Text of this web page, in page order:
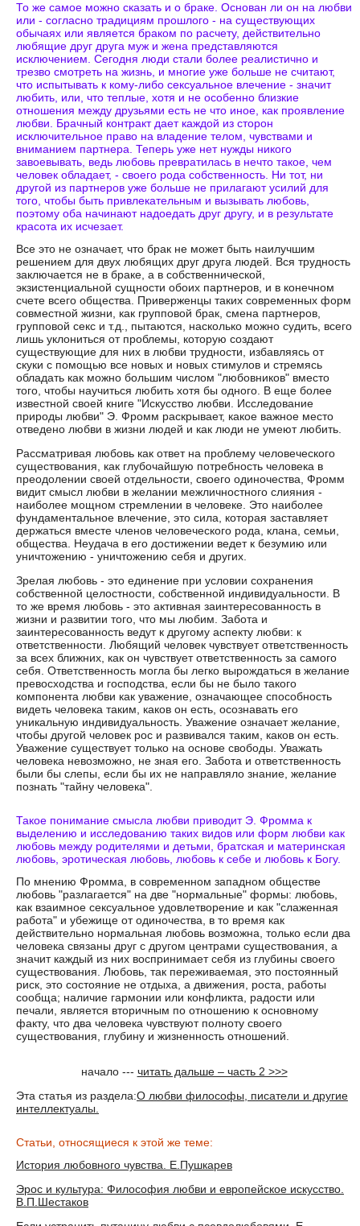
То же самое можно сказать и о браке. Основан ли он на любви
или - согласно традициям прошлого - на существующих
обычаях или является браком по расчету, действительно
любящие друг друга муж и жена представляются
исключением. Сегодня люди стали более реалистично и
трезво смотреть на жизнь, и многие уже больше не считают,
что испытывать к кому-либо сексуальное влечение - значит
любить, или, что теплые, хотя и не особенно близкие
отношения между друзьями есть не что иное, как проявление
любви. Брачный контракт дает каждой из сторон
исключительное право на владение телом, чувствами и
вниманием партнера. Теперь уже нет нужды никого
завоевывать, ведь любовь превратилась в нечто такое, чем
человек обладает, - своего рода собственность. Ни тот, ни
другой из партнеров уже больше не прилагают усилий для
того, чтобы быть привлекательным и вызывать любовь,
поэтому оба начинают надоедать друг другу, и в результате
красота их исчезает.
Все это не означает, что брак не может быть наилучшим
решением для двух любящих друг друга людей. Вся трудность
заключается не в браке, а в собственнической,
экзистенциальной сущности обоих партнеров, и в конечном
счете всего общества. Приверженцы таких современных форм
совместной жизни, как групповой брак, смена партнеров,
групповой секс и т.д., пытаются, насколько можно судить, всего
лишь уклониться от проблемы, которую создают
существующие для них в любви трудности, избавляясь от
скуки с помощью все новых и новых стимулов и стремясь
обладать как можно большим числом "любовников" вместо
того, чтобы научиться любить хотя бы одного. В еще более
известной своей книге "Искусство любви. Исследование
природы любви" Э. Фромм раскрывает, какое важное место
отведено любви в жизни людей и как люди не умеют любить.
Рассматривая любовь как ответ на проблему человеческого
существования, как глубочайшую потребность человека в
преодолении своей отдельности, своего одиночества, Фромм
видит смысл любви в желании межличностного слияния -
наиболее мощном стремлении в человеке. Это наиболее
фундаментальное влечение, это сила, которая заставляет
держаться вместе членов человеческого рода, клана, семьи,
общества. Неудача в его достижении ведет к безумию или
уничтожению - уничтожению себя и других.
Зрелая любовь - это единение при условии сохранения
собственной целостности, собственной индивидуальности. В
то же время любовь - это активная заинтересованность в
жизни и развитии того, что мы любим. Забота и
заинтересованность ведут к другому аспекту любви: к
ответственности. Любящий человек чувствует ответственность
за всех ближних, как он чувствует ответственность за самого
себя. Ответственность могла бы легко вырождаться в желание
превосходства и господства, если бы не было такого
компонента любви как уважение, означающее способность
видеть человека таким, каков он есть, осознавать его
уникальную индивидуальность. Уважение означает желание,
чтобы другой человек рос и развивался таким, каков он есть.
Уважение существует только на основе свободы. Уважать
человека невозможно, не зная его. Забота и ответственность
были бы слепы, если бы их не направляло знание, желание
познать "тайну человека".
Такое понимание смысла любви приводит Э. Фромма к
выделению и исследованию таких видов или форм любви как
любовь между родителями и детьми, братская и материнская
любовь, эротическая любовь, любовь к себе и любовь к Богу.
По мнению Фромма, в современном западном обществе
любовь "разлагается" на две "нормальные" формы: любовь,
как взаимное сексуальное удовлетворение и как "слаженная
работа" и убежище от одиночества, в то время как
действительно нормальная любовь возможна, только если два
человека связаны друг с другом центрами существования, а
значит каждый из них воспринимает себя из глубины своего
существования. Любовь, так переживаемая, это постоянный
риск, это состояние не отдыха, а движения, роста, работы
сообща; наличие гармонии или конфликта, радости или
печали, является вторичным по отношению к основному
факту, что два человека чувствуют полноту своего
существования, глубину и жизненность отношений.
начало --- читать дальше – часть 2 >>>
Эта статья из раздела:О любви философы, писатели и другие
интеллектуалы.
Статьи, относящиеся к этой же теме:
История любовного чувства. Е.Пушкарев
Эрос и культура: Философия любви и европейское искусство.
В.П.Шестаков